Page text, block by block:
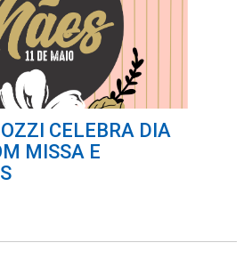
CELEBRA DIA
MISSA E